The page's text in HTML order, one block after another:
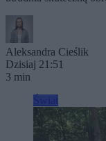
Aleksandra Cieślik
Dzisiaj 21:51
3 min